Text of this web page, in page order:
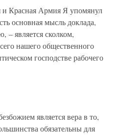
и Красная Армия Я упомянул
основная мысль доклада,
– является сколком,
нашего общественного
господстве рабочего
является вера в то,
обязательны для